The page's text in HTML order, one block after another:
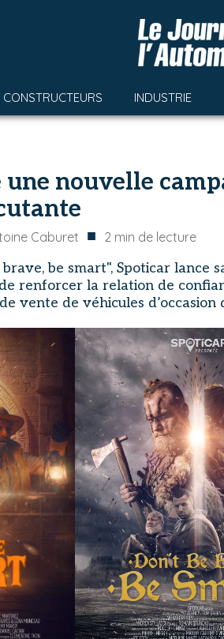
CONSTRUCTEURS INDUSTRIE
nouvelle
Caburet ■ 2 min de lecture
be smart", Spoticar lance
renforcer la relation de
vente de véhicules d’occasion